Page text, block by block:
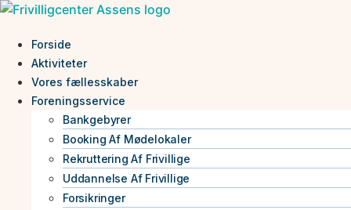
Videre
indholdForside
Aktiviteter
Vores fællesskaber
Foreningsservice
Bankgebyrer
Booking Af Mødelokaler
Rekruttering Af Frivillige
Uddannelse Af Frivillige
Forsikringer